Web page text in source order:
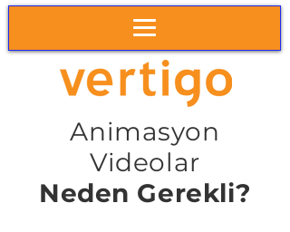
Animasyon
Videolar
Neden Gerekli?